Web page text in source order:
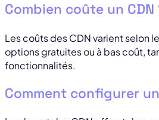
Combien coûte un CDN
Les coûts des CDN varient selon
options gratuites ou à bas coût,
fonctionnalités.
Comment configurer un